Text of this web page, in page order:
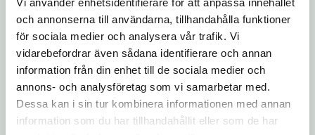
och annonserna till användarna, tillhandahålla funktioner
för sociala medier och analysera vår trafik. Vi
vidarebefordrar även sådana identifierare och annan
information från din enhet till de sociala medier och
annons- och analysföretag som vi samarbetar med.
Dessa kan i sin tur kombinera informationen med annan
information som du har tillhandahållit eller som de har
Givetvis gjorde Sandra ingen besviken utan knep
denna hedersvärda titel. Detta är inte bara en
personlig framgång för Sandra utan för oss som
byrå som verkligen visar vad våra konsulter går för.
Vi vill alla göra det bästa för våra kunder.
Och att samtidigt kunna skryta att man har en av